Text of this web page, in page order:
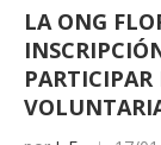
LA ONG